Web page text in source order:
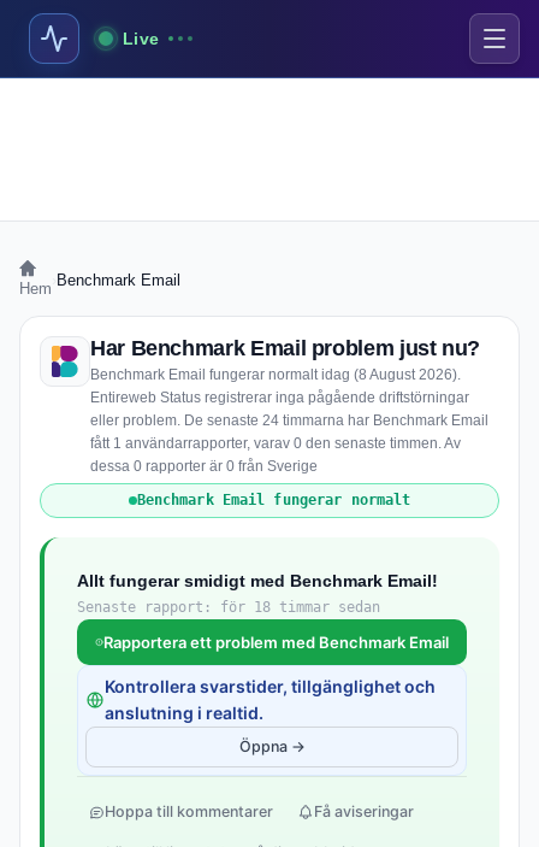
Live
Hem Benchmark Email
Har Benchmark Email problem just nu?
Benchmark Email fungerar normalt idag (8 August 2026).
Entireweb Status registrerar inga pågående driftstörningar
eller problem. De senaste 24 timmarna har Benchmark Email
fått 1 användarrapporter, varav 0 den senaste timmen. Av
dessa 0 rapporter är 0 från Sverige
Benchmark Email fungerar normalt
Allt fungerar smidigt med Benchmark Email!
Senaste rapport: för 18 timmar sedan
Rapportera ett problem med Benchmark Email
Kontrollera svarstider, tillgänglighet och
anslutning i realtid.
Öppna →
Hoppa till kommentarer Få aviseringar